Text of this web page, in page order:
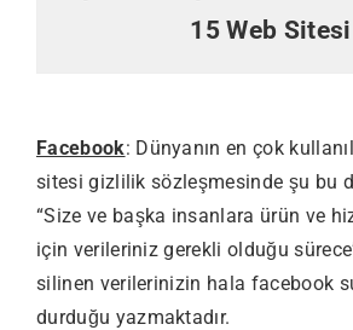
15 Web Sitesi
Facebook: Dünyanın en çok
sitesi gizlilik sözleşmesinde şu bu
“Size ve başka insanlara ürün ve
için verileriniz gerekli olduğu
silinen verilerinizin hala facebook
durduğu yazmaktadır.